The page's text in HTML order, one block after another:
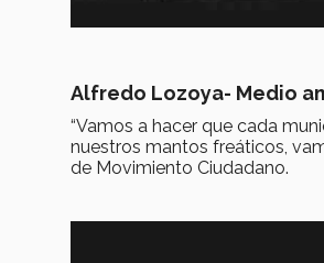
Alfredo Lozoya- Medio
“Vamos a hacer que cada
nuestros mantos freáticos,
de Movimiento Ciudadano.